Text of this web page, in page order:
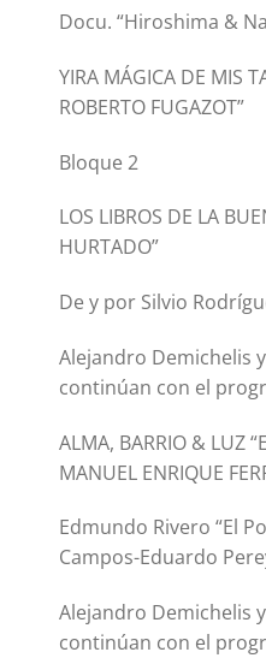
Docu. “Hiroshima &
YIRA MÁGICA DE MIS
ROBERTO FUGAZOT”
Bloque 2
LOS LIBROS DE LA
HURTADO”
De y por Silvio
Alejandro Demichelis
continúan con el
ALMA, BARRIO & LUZ
MANUEL ENRIQUE
Edmundo Rivero “El
Campos-Eduardo
Alejandro Demichelis
continúan con el